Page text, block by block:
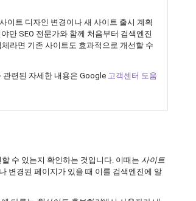
이트 디자인 변경이나 새 사이트 출시 계획
만 SEO 전문가와 함께 처음부터 검색엔진
라면 기존 사이트도 효과적으로 개선할 수
관련된 자세한 내용은 Google 고객센터 도움
수 있는지 확인하는 것입니다. 이때는 사이트
변경된 페이지가 있을 때 이를 검색엔진에 알